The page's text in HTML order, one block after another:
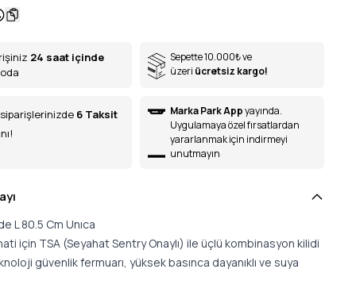
24 saat içinde
Sepette 10.000₺ve
üzeri ücretsiz kargo!
6 Taksit
Marka Park Appyayında.
Uygulamaya özel fırsatlardan
yararlanmak için indirmeyi
unutmayın
L 80.5 Cm Unıca
için TSA (Seyahat Sentry Onaylı) ile üçlü kombinasyon kilidi
güvenlik fermuarı, yüksek basınca dayanıklı ve suya